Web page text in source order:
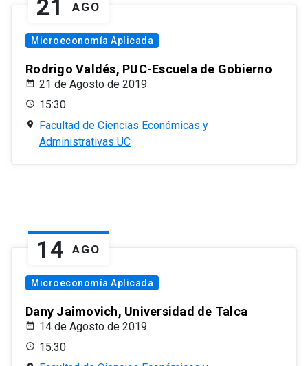
21 AGO
Microeconomía Aplicada
Rodrigo Valdés, PUC-Escuela de Gobierno
21 de Agosto de 2019
15:30
Facultad de Ciencias Económicas y
Administrativas UC
14 AGO
Microeconomía Aplicada
Dany Jaimovich, Universidad de Talca
14 de Agosto de 2019
15:30